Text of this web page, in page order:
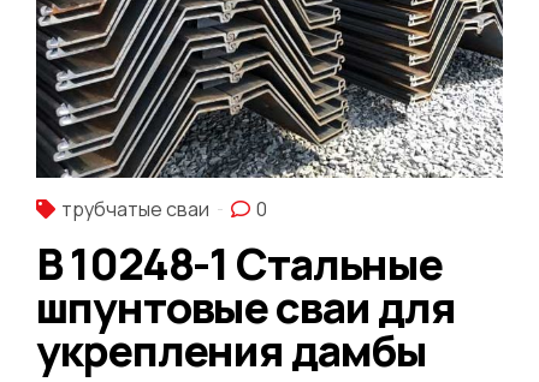
трубчатые сваи 0
В 10248-1 Стальные
шпунтовые сваи для
укрепления дамбы